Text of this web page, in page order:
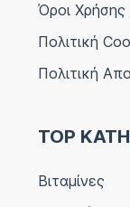
Όροι Χρήσης
Πολιτική
Πολιτική
TOP
Βιταμίνες